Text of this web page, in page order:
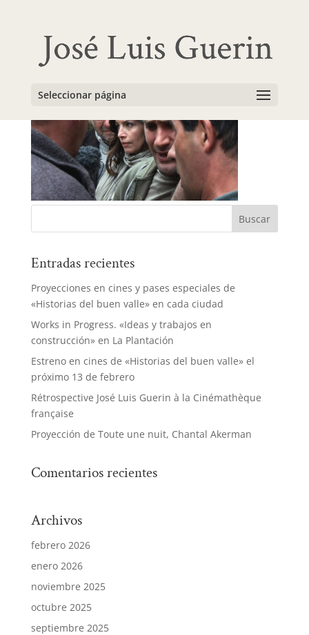
Seleccionar página
Academia15
Entradas recientes
Proyecciones en cines y pases especiales de
«Historias del buen valle» en cada ciudad
Works in Progress. «Ideas y trabajos en
construcción» en La Plantación
Estreno en cines de «Historias del buen valle» el
próximo 13 de febrero
Rétrospective José Luis Guerin à la Cinémathèque
française
Proyección de Toute une nuit, Chantal Akerman
Comentarios recientes
Archivos
febrero 2026
enero 2026
noviembre 2025
octubre 2025
septiembre 2025